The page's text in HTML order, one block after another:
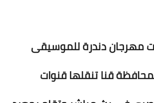
مهرجان دندرة للموسيقى
قنا تنقلها قنوات